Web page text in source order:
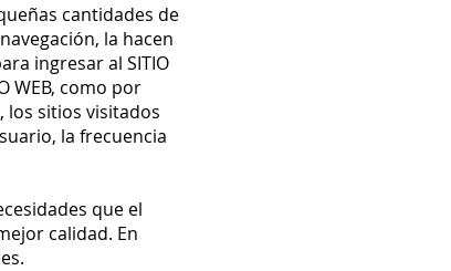
cantidades de
la hacen
ingresar al SITIO
WEB, como por
los sitios visitados
la frecuencia
que el
calidad. En